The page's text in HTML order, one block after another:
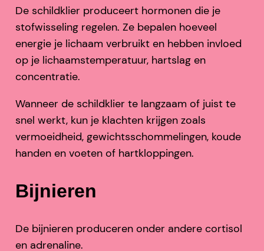
De schildklier produceert hormonen die je
stofwisseling regelen. Ze bepalen hoeveel
energie je lichaam verbruikt en hebben invloed
op je lichaamstemperatuur, hartslag en
concentratie.
Wanneer de schildklier te langzaam of juist te
snel werkt, kun je klachten krijgen zoals
vermoeidheid, gewichtsschommelingen, koude
handen en voeten of hartkloppingen.
Bijnieren
De bijnieren produceren onder andere cortisol
en adrenaline.